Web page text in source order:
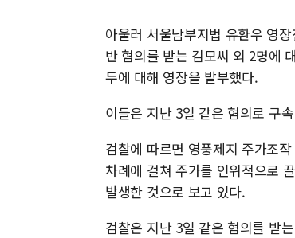
아울러 서울남부지법 유환우 영
반 혐의를 받는 김모씨 외 2명에
두에 대해 영장을 발부했다.
이들은 지난 3일 같은 혐의로 구
검찰에 따르면 영풍제지 주가조
차례에 걸쳐 주가를 인위적으로
발생한 것으로 보고 있다.
검찰은 지난 3일 같은 혐의를 받